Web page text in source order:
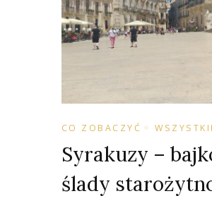
CO ZOBACZYĆ
Syrakuzy –
ślady